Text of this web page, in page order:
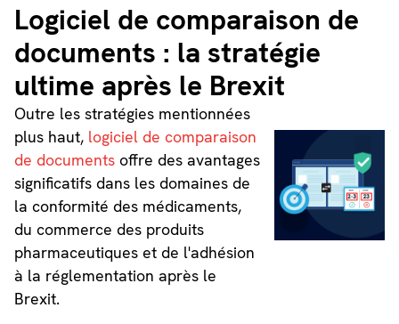
Logiciel de comparaison de
documents : la stratégie
ultime après le Brexit
Outre les stratégies mentionnées
plus haut, logiciel de comparaison
de documentsoffre des avantages
significatifs dans les domaines de
la conformité des médicaments,
du commerce des produits
pharmaceutiques et de l'adhésion
à la réglementation après le
Brexit.